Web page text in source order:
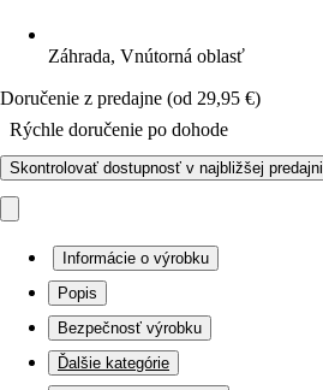
Záhrada, Vnútorná oblasť
Doručenie z predajne (od 29,95 €)
Rýchle doručenie po dohode
Skontrolovať dostupnosť v najbližšej predajni
Informácie o výrobku
Popis
Bezpečnosť výrobku
Ďalšie kategórie